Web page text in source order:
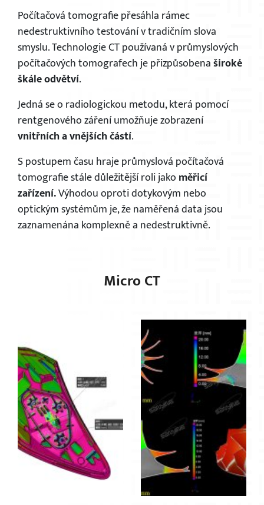
Počítačová tomografie přesáhla rámec
nedestruktivního testování v tradičním slova
smyslu. Technologie CT používaná v průmyslových
počítačových tomografech je přizpůsobenaširoké
škále odvětví.
Jedná se o radiologickou metodu, která pomocí
rentgenového záření umožňuje zobrazení
vnitřních a vnějších částí.
S postupem času hraje průmyslová počítačová
tomografie stále důležitější roli jako měřicí
zařízení.Výhodou oproti dotykovým nebo
optickým systémům je, že naměřená data jsou
zaznamenána komplexně a nedestruktivně.
Micro CT